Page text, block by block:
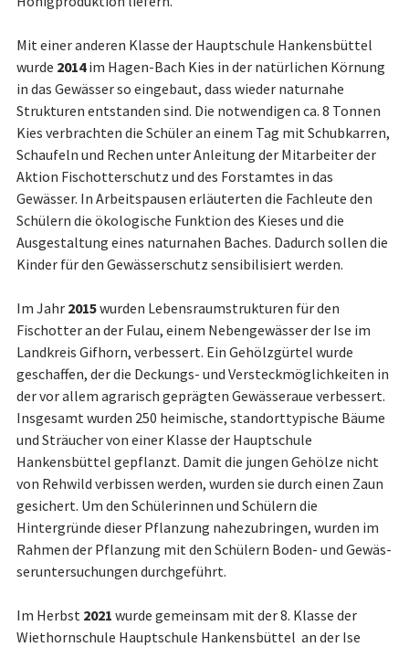
Mit einer anderen Klasse der Hauptschule Hankensbüttel
wurde 2014im Hagen-Bach Kies in der natürlichen Körnung
in das Gewässer so eingebaut, dass wieder na­tur­na­he
Strukturen entstanden sind. Die notwendigen ca. 8 Tonnen
Kies verbrachten die Schüler an einem Tag mit Schubkarren,
Schaufeln und Rechen unter Anleitung der Mitarbeiter der
Aktion Fischotterschutz und des Forstamtes in das
Gewässer. In Ar­beits­pau­sen erläuterten die Fachleute den
Schülern die ökologische Funktion des Kieses und die
Ausgestaltung eines naturnahen Baches. Dadurch sollen die
Kinder für den Gewässerschutz sensibilisiert werden.
Im Jahr 2015wurden Lebensraumstrukturen für den
Fischotter an der Fulau, einem Nebengewässer der Ise im
Landkreis Gifhorn, verbessert. Ein Gehölzgürtel wurde
geschaffen, der die Deckungs- und Versteckmöglichkeiten in
der vor allem agrarisch geprägten Gewässeraue verbessert.
Insgesamt wurden 250 heimische, stand­ort­ty­pi­sche Bäume
und Sträucher von einer Klasse der Hauptschule
Hankensbüttel ge­pflanzt. Damit die jungen Gehölze nicht
von Rehwild verbissen werden, wurden sie durch einen Zaun
gesichert. Um den Schülerinnen und Schülern die
Hintergründe dieser Pflanzung na­he­zu­brin­gen, wurden im
Rahmen der Pflanzung mit den Schülern Boden- und Ge­wäs­
ser­un­ter­suchungen durchgeführt.
Im Herbst 2021 wurde gemeinsam mit der 8. Klasse der
Wiethornschule Hauptschule Hankensbüttel an der Ise